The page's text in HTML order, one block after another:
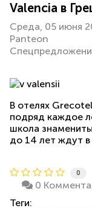
Valencia в
Среда, 05 июня
Panteon
В отелях
подряд каждое
школа
до 14 лет ждут
0
0
Теги: